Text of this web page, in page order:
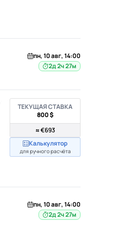
пн, 10 авг, 14:00
2д 2ч 27м
ТЕКУЩАЯ СТАВКА
800 $
≈ €693
Калькулятор
для ручного расчёта
пн, 10 авг, 14:00
2д 2ч 27м